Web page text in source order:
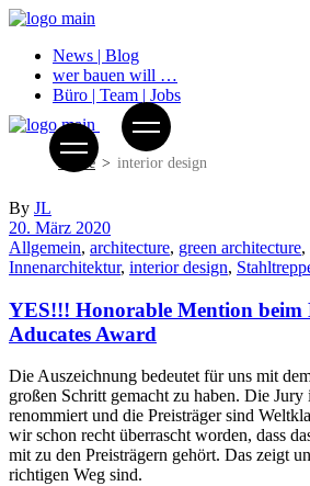
News | Blog
wer bauen will …
Büro | Team | Jobs
Home interior design
By JL
20. März 2020
Allgemein, architecture, green architecture,
Innenarchitektur, interior design,
YES!!! Honorable Mention beim
Aducates Award
Die Auszeichnung bedeutet für uns mit
großen Schritt gemacht zu haben. Die Jury
renommiert und die Preisträger sind
wir schon recht überrascht worden, dass
mit zu den Preisträgern gehört. Das zeigt
richtigen Weg sind.